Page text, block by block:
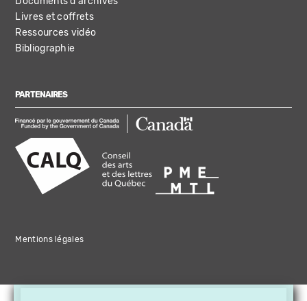
Livres et coffrets
Ressources vidéo
Bibliographie
PARTENAIRES
Mentions légales